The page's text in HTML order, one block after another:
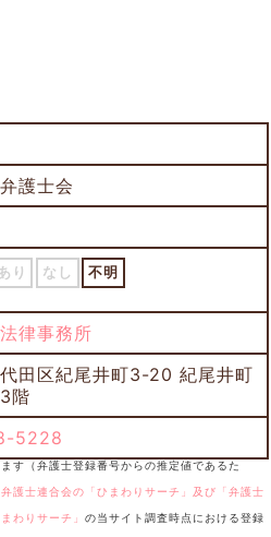
護士会
り なし 不明
律事務所
田区紀尾井町3-20 紀尾井町
階
5228
す（弁護士登録番号からの推定値であるた
弁護士連合会の「ひまわりサーチ」及び「弁護士
まわりサーチ」 の当サイト調査時点における登録